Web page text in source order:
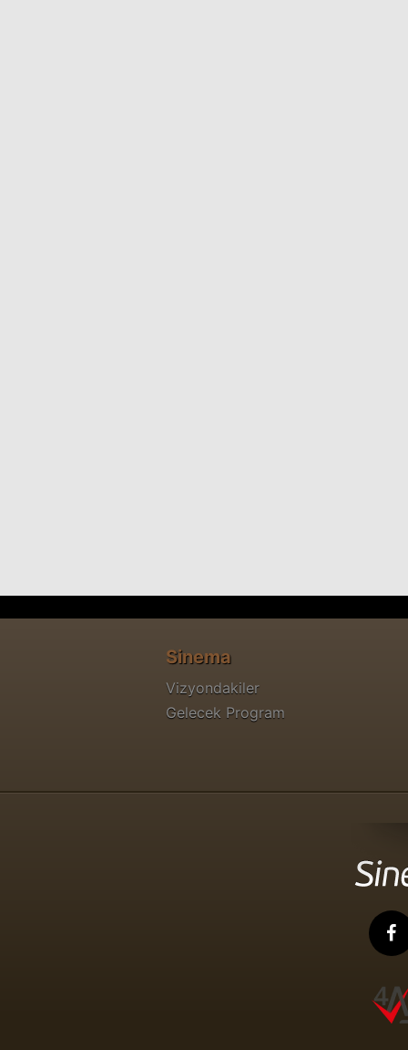
Sinema
Vizyondakiler
Gelecek Program